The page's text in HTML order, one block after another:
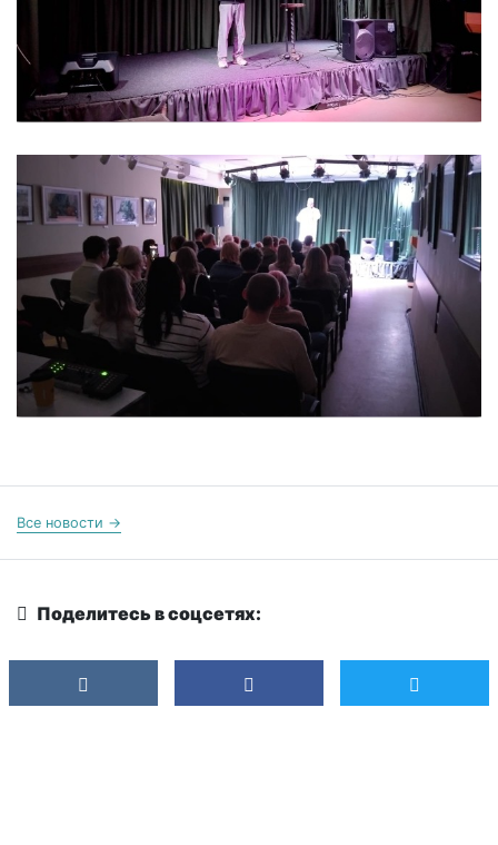
Все новости →
Поделитесь в соцсетях: